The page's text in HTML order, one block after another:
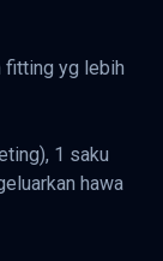
fitting yg lebih
1 saku
hawa